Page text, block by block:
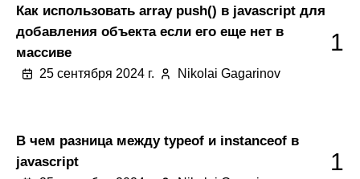
Как использовать array push() в javascript для
добавления объекта если его еще нет в
массиве
25 сентября 2024 г. Nikolai Gagarinov
1
В чем разница между typeof и instanceof в
javascript
1